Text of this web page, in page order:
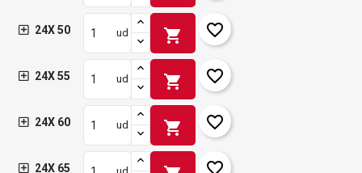
24X 50 ud shopping_cart favorite_border
24X 55 ud shopping_cart favorite_border
24X 60 ud shopping_cart favorite_border
24X 65 favorite_border